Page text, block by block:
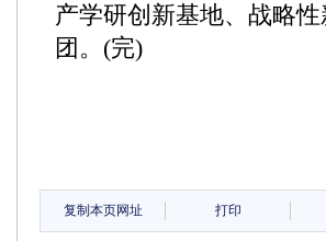
产学研创新基地、战略
团。(完)
复制本页网址 打印